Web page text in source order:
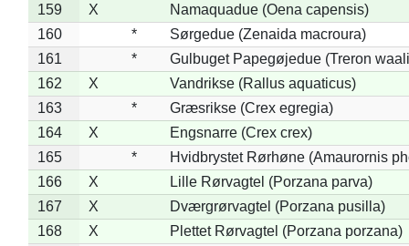
159
X
Namaquadue (Oena capensis)
160
*
Sørgedue (Zenaida macroura)
161
*
Gulbuget Papegøjedue (Treron
162
X
Vandrikse (Rallus aquaticus)
163
*
Græsrikse (Crex egregia)
164
X
Engsnarre (Crex crex)
165
*
Hvidbrystet Rørhøne (Amaurornis
166
X
Lille Rørvagtel (Porzana parva)
167
X
Dværgrørvagtel (Porzana pusilla)
168
X
Plettet Rørvagtel (Porzana porzana)